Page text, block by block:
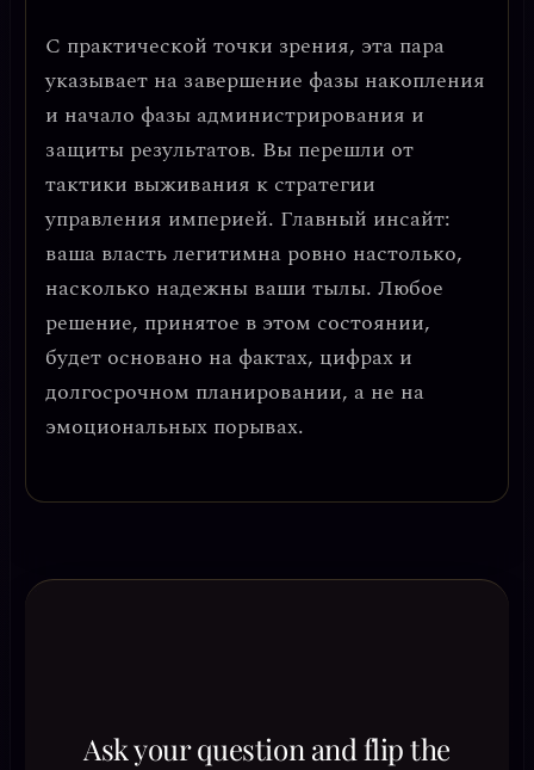
С практической точки зрения, эта пара
указывает на завершение фазы накопления
и начало фазы администрирования и
защиты результатов. Вы перешли от
тактики выживания к стратегии
управления империей. Главный инсайт:
ваша власть легитимна ровно настолько,
насколько надежны ваши тылы. Любое
решение, принятое в этом состоянии,
будет основано на фактах, цифрах и
долгосрочном планировании, а не на
эмоциональных порывах.
Ask your question and flip the